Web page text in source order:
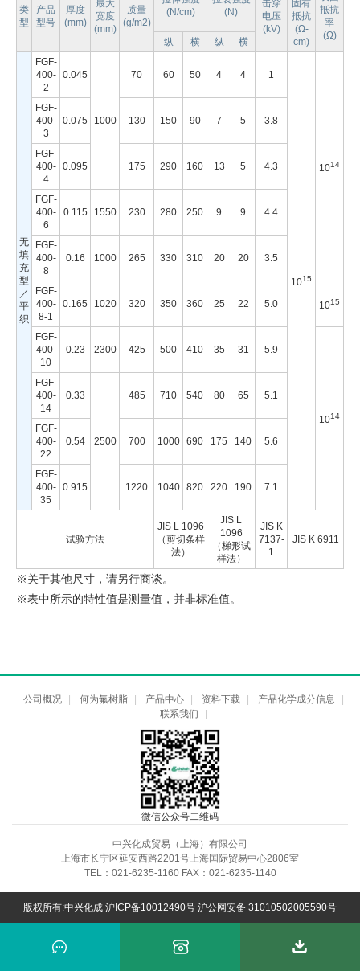
类
型
产品
型号
厚度
(mm)
最大
宽度
(mm)
质量
(g/m2)
(N/cm)
(N)
击穿
电压
(kV)
固有
抵抗
(Ω-
cm)
抵抗
率
(Ω)
纵 横 纵 横
无
填
充
型
／
平
织
FGF-
400-
2
0.045
1000
70 60 50 4 4 1
1015
1014
FGF-
400-
3
0.075 130 150 90 7 5 3.8
FGF-
400-
4
0.095 175 290 160 13 5 4.3
FGF-
400-
6
0.115 1550 230 280 250 9 9 4.4
FGF-
400-
8
0.16 1000 265 330 310 20 20 3.5
FGF-
400-
8-1
0.165 1020 320 350 360 25 22 5.0 1015
FGF-
400-
10
0.23 2300 425 500 410 35 31 5.9
1014
FGF-
400-
14
0.33
2500
485 710 540 80 65 5.1
FGF-
400-
22
0.54 700 1000 690 175 140 5.6
FGF-
400-
35
0.915 1220 1040 820 220 190 7.1
试验方法
JIS L 1096
（剪切条样
法）
JIS L
1096
（梯形试
样法）
JIS K
7137-
1
JIS K 6911
※关于其他尺寸，请另行商谈。
※表中所示的特性值是测量值，并非标准值。
公司概况 何为氟树脂 产品中心 资料下载 产品化学成分信息
联系我们
微信公众号二维码
中兴化成贸易（上海）有限公司
上海市长宁区延安西路2201号上海国际贸易中心2806室
TEL：021-6235-1160 FAX：021-6235-1140
版权所有:中兴化成 沪ICP备10012490号 沪公网安备 31010502005590号